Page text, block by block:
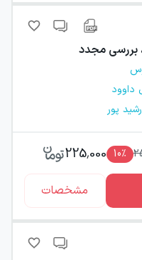
بررسی مجدد
داوود
پور
10٪ 225,000
مشخصات